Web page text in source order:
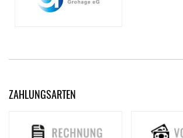
ZAHLUNGSARTEN